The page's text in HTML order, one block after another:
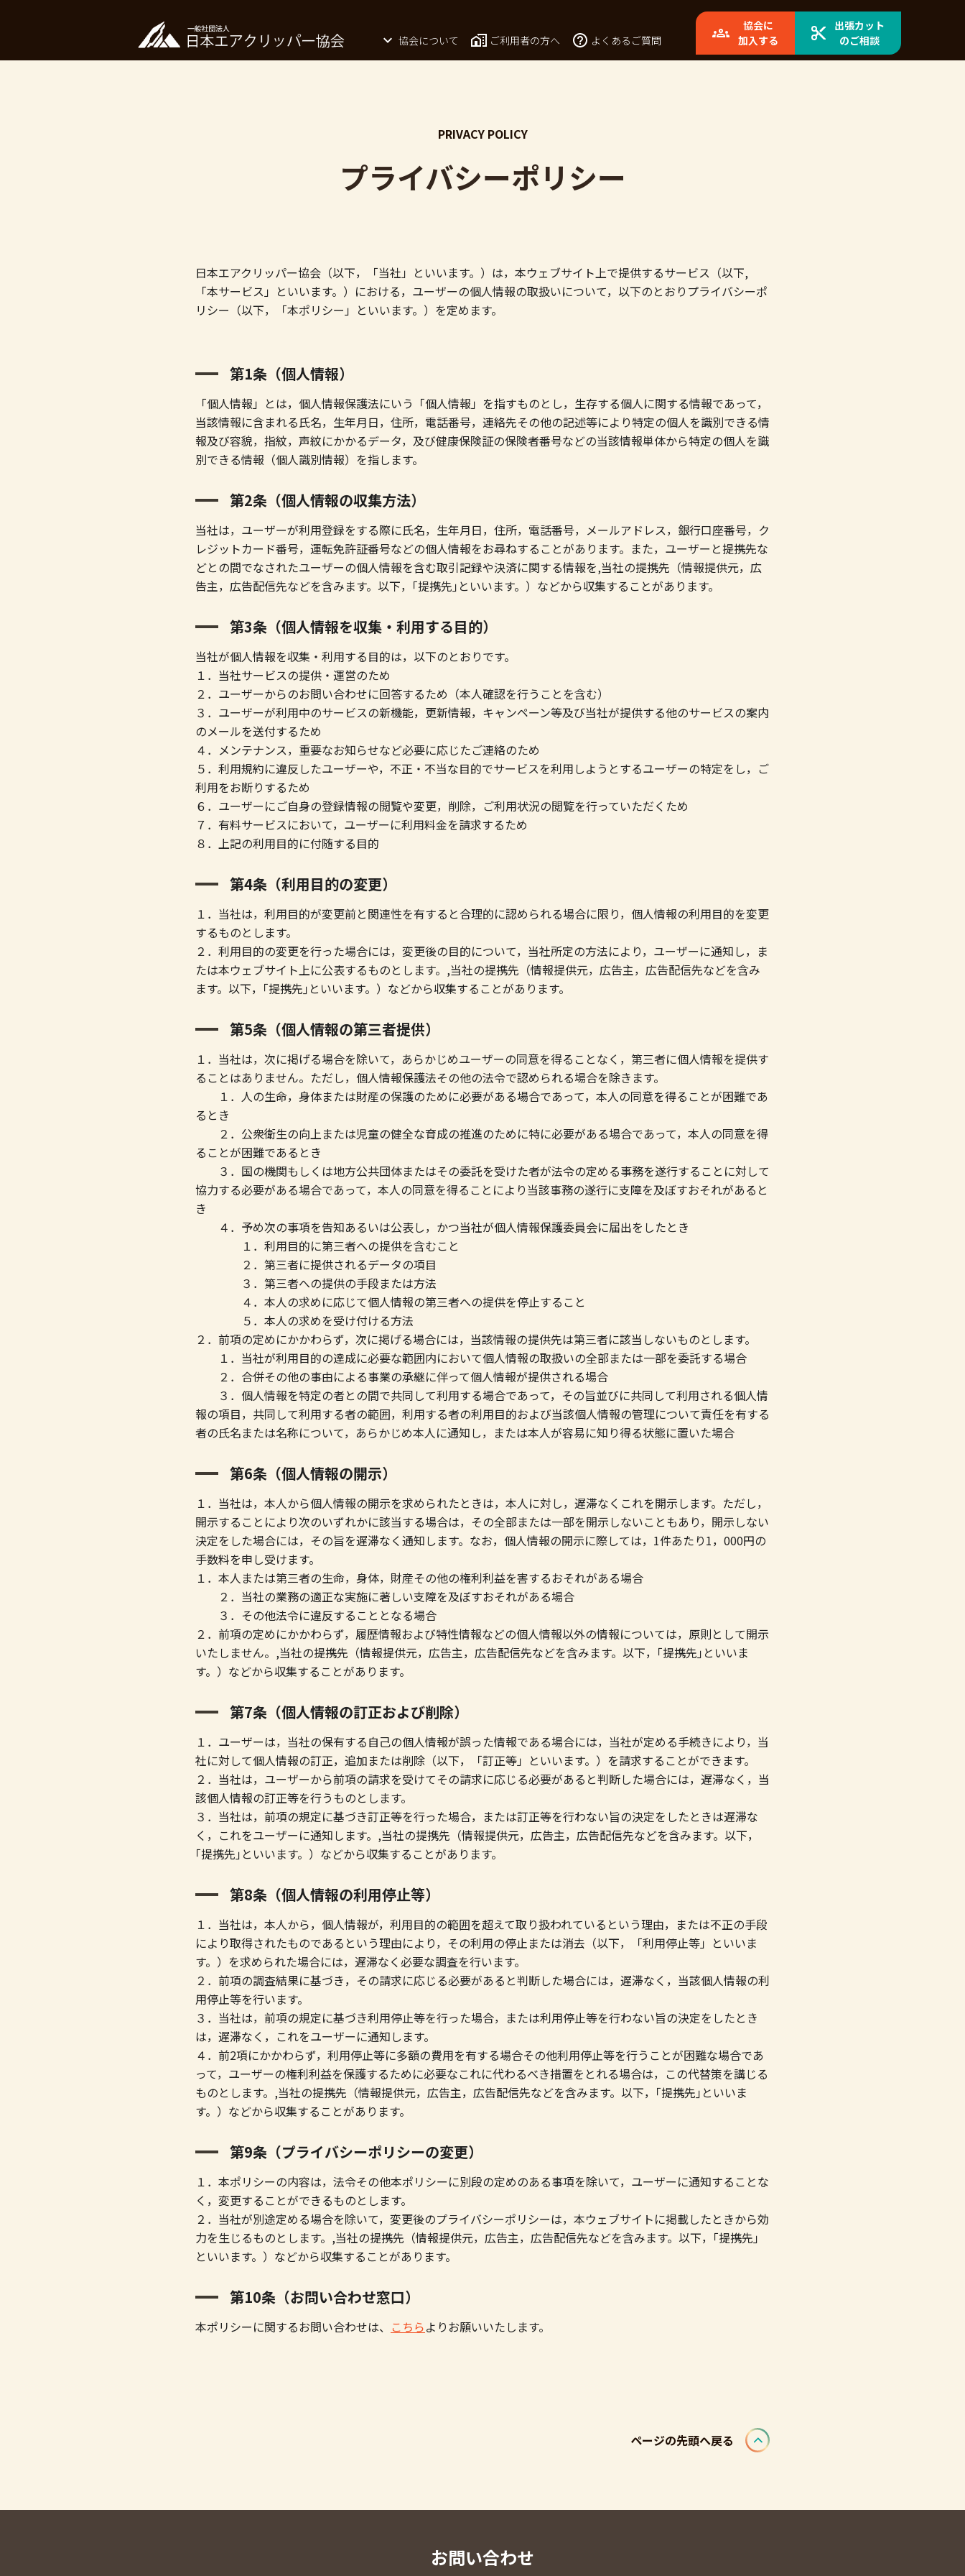
協会について ご利用者の方へ よくあるご質問
協会に
加入する
出張カット
のご相談
PRIVACY POLICY
プライバシーポリシー
日本エアクリッパー協会（以下，「当社」といいます。）は，本ウェブサイト上で提供するサービス（以下,
「本サービス」といいます。）における，ユーザーの個人情報の取扱いについて，以下のとおりプライバシーポ
リシー（以下，「本ポリシー」といいます。）を定めます。
第1条（個人情報）
「個人情報」とは，個人情報保護法にいう「個人情報」を指すものとし，生存する個人に関する情報であって，
当該情報に含まれる氏名，生年月日，住所，電話番号，連絡先その他の記述等により特定の個人を識別できる情
報及び容貌，指紋，声紋にかかるデータ，及び健康保険証の保険者番号などの当該情報単体から特定の個人を識
別できる情報（個人識別情報）を指します。
第2条（個人情報の収集方法）
当社は，ユーザーが利用登録をする際に氏名，生年月日，住所，電話番号，メールアドレス，銀行口座番号，ク
レジットカード番号，運転免許証番号などの個人情報をお尋ねすることがあります。また，ユーザーと提携先な
どとの間でなされたユーザーの個人情報を含む取引記録や決済に関する情報を,当社の提携先（情報提供元，広
告主，広告配信先などを含みます。以下，｢提携先｣といいます。）などから収集することがあります。
第3条（個人情報を収集・利用する目的）
当社が個人情報を収集・利用する目的は，以下のとおりです。
１．当社サービスの提供・運営のため
２．ユーザーからのお問い合わせに回答するため（本人確認を行うことを含む）
３．ユーザーが利用中のサービスの新機能，更新情報，キャンペーン等及び当社が提供する他のサービスの案内
のメールを送付するため
４．メンテナンス，重要なお知らせなど必要に応じたご連絡のため
５．利用規約に違反したユーザーや，不正・不当な目的でサービスを利用しようとするユーザーの特定をし，ご
利用をお断りするため
６．ユーザーにご自身の登録情報の閲覧や変更，削除，ご利用状況の閲覧を行っていただくため
７．有料サービスにおいて，ユーザーに利用料金を請求するため
８．上記の利用目的に付随する目的
第4条（利用目的の変更）
１．当社は，利用目的が変更前と関連性を有すると合理的に認められる場合に限り，個人情報の利用目的を変更
するものとします。
２．利用目的の変更を行った場合には，変更後の目的について，当社所定の方法により，ユーザーに通知し，ま
たは本ウェブサイト上に公表するものとします。,当社の提携先（情報提供元，広告主，広告配信先などを含み
ます。以下，｢提携先｣といいます。）などから収集することがあります。
第5条（個人情報の第三者提供）
１．当社は，次に掲げる場合を除いて，あらかじめユーザーの同意を得ることなく，第三者に個人情報を提供す
ることはありません。ただし，個人情報保護法その他の法令で認められる場合を除きます。
１．人の生命，身体または財産の保護のために必要がある場合であって，本人の同意を得ることが困難であ
るとき
２．公衆衛生の向上または児童の健全な育成の推進のために特に必要がある場合であって，本人の同意を得
ることが困難であるとき
３．国の機関もしくは地方公共団体またはその委託を受けた者が法令の定める事務を遂行することに対して
協力する必要がある場合であって，本人の同意を得ることにより当該事務の遂行に支障を及ぼすおそれがあると
き
４．予め次の事項を告知あるいは公表し，かつ当社が個人情報保護委員会に届出をしたとき
１．利用目的に第三者への提供を含むこと
２．第三者に提供されるデータの項目
３．第三者への提供の手段または方法
４．本人の求めに応じて個人情報の第三者への提供を停止すること
５．本人の求めを受け付ける方法
２．前項の定めにかかわらず，次に掲げる場合には，当該情報の提供先は第三者に該当しないものとします。
１．当社が利用目的の達成に必要な範囲内において個人情報の取扱いの全部または一部を委託する場合
２．合併その他の事由による事業の承継に伴って個人情報が提供される場合
３．個人情報を特定の者との間で共同して利用する場合であって，その旨並びに共同して利用される個人情
報の項目，共同して利用する者の範囲，利用する者の利用目的および当該個人情報の管理について責任を有する
者の氏名または名称について，あらかじめ本人に通知し，または本人が容易に知り得る状態に置いた場合
第6条（個人情報の開示）
１．当社は，本人から個人情報の開示を求められたときは，本人に対し，遅滞なくこれを開示します。ただし，
開示することにより次のいずれかに該当する場合は，その全部または一部を開示しないこともあり，開示しない
決定をした場合には，その旨を遅滞なく通知します。なお，個人情報の開示に際しては，1件あたり1，000円の
手数料を申し受けます。
１．本人または第三者の生命，身体，財産その他の権利利益を害するおそれがある場合
２．当社の業務の適正な実施に著しい支障を及ぼすおそれがある場合
３．その他法令に違反することとなる場合
２．前項の定めにかかわらず，履歴情報および特性情報などの個人情報以外の情報については，原則として開示
いたしません。,当社の提携先（情報提供元，広告主，広告配信先などを含みます。以下，｢提携先｣といいま
す。）などから収集することがあります。
第7条（個人情報の訂正および削除）
１．ユーザーは，当社の保有する自己の個人情報が誤った情報である場合には，当社が定める手続きにより，当
社に対して個人情報の訂正，追加または削除（以下，「訂正等」といいます。）を請求することができます。
２．当社は，ユーザーから前項の請求を受けてその請求に応じる必要があると判断した場合には，遅滞なく，当
該個人情報の訂正等を行うものとします。
３．当社は，前項の規定に基づき訂正等を行った場合，または訂正等を行わない旨の決定をしたときは遅滞な
く，これをユーザーに通知します。,当社の提携先（情報提供元，広告主，広告配信先などを含みます。以下，
｢提携先｣といいます。）などから収集することがあります。
第8条（個人情報の利用停止等）
１．当社は，本人から，個人情報が，利用目的の範囲を超えて取り扱われているという理由，または不正の手段
により取得されたものであるという理由により，その利用の停止または消去（以下，「利用停止等」といいま
す。）を求められた場合には，遅滞なく必要な調査を行います。
２．前項の調査結果に基づき，その請求に応じる必要があると判断した場合には，遅滞なく，当該個人情報の利
用停止等を行います。
３．当社は，前項の規定に基づき利用停止等を行った場合，または利用停止等を行わない旨の決定をしたとき
は，遅滞なく，これをユーザーに通知します。
４．前2項にかかわらず，利用停止等に多額の費用を有する場合その他利用停止等を行うことが困難な場合であ
って，ユーザーの権利利益を保護するために必要なこれに代わるべき措置をとれる場合は，この代替策を講じる
ものとします。,当社の提携先（情報提供元，広告主，広告配信先などを含みます。以下，｢提携先｣といいま
す。）などから収集することがあります。
第9条（プライバシーポリシーの変更）
１．本ポリシーの内容は，法令その他本ポリシーに別段の定めのある事項を除いて，ユーザーに通知することな
く，変更することができるものとします。
２．当社が別途定める場合を除いて，変更後のプライバシーポリシーは，本ウェブサイトに掲載したときから効
力を生じるものとします。,当社の提携先（情報提供元，広告主，広告配信先などを含みます。以下，｢提携先｣
といいます。）などから収集することがあります。
第10条（お問い合わせ窓口）
本ポリシーに関するお問い合わせは、 こちらよりお願いいたします。
ページの先頭へ戻る
お問い合わせ